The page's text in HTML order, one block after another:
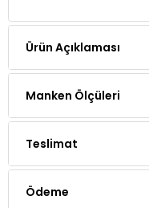
Ürün Açıklaması
Manken Ölçüleri
Teslimat
Ödeme